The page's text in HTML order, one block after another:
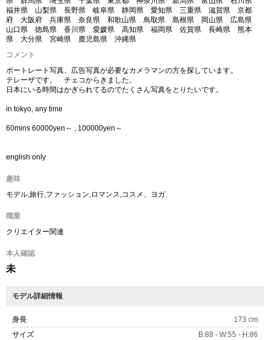
福井県 山梨県 長野県 岐阜県 静岡県 愛知県 三重県 滋賀県 京都
府 大阪府 兵庫県 奈良県 和歌山県 鳥取県 島根県 岡山県 広島県
山口県 徳島県 香川県 愛媛県 高知県 福岡県 佐賀県 長崎県 熊本
県 大分県 宮崎県 鹿児島県 沖縄県
コメント
ポートレート写真、広告写真が必要なカメラマンの方を探しています。
テレーザです。 チェコからきました。
日本にいる時間はかぎられてるのでたくさん写真をとりたいです。
in tokyo, any time
60mins 60000yen～ , 100000yen～
english only
趣味
モデル,旅行,ファッション,ロマンス,コスメ、ヨガ
職業
クリエイター関連
本人確認
未
モデル詳細情報
身長
173 cm
サイズ
B:88 - W:55 - H:86